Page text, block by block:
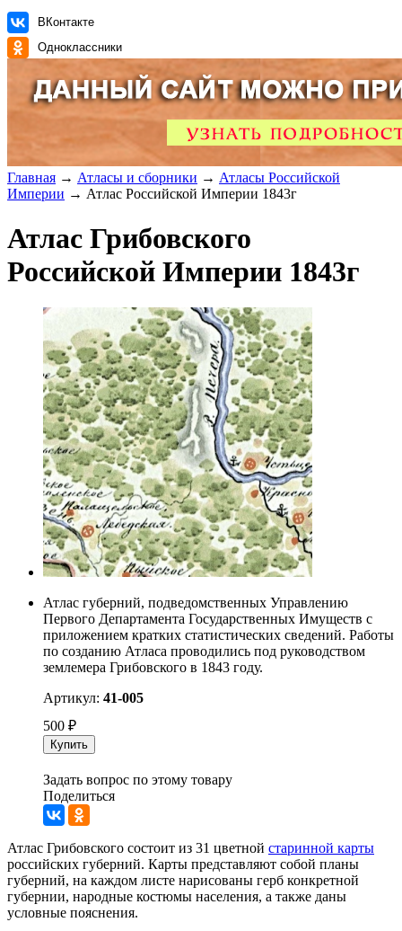
ВКонтакте
Одноклассники
Главная → Атласы и сборники → Атласы Российской
Империи → Атлас Российской Империи 1843г
Атлас Грибовского
Российской Империи 1843г
Атлас губерний, подведомственных Управлению
Первого Департамента Государственных Имуществ с
приложением кратких статистических сведений. Работы
по созданию Атласа проводились под руководством
землемера Грибовского в 1843 году.
Артикул: 41-005
500 ₽
Купить
Задать вопрос по этому товару
Поделиться
Атлас Грибовского состоит из 31 цветной старинной карты
российских губерний. Карты представляют собой планы
губерний, на каждом листе нарисованы герб конкретной
губернии, народные костюмы населения, а также даны
условные пояснения.